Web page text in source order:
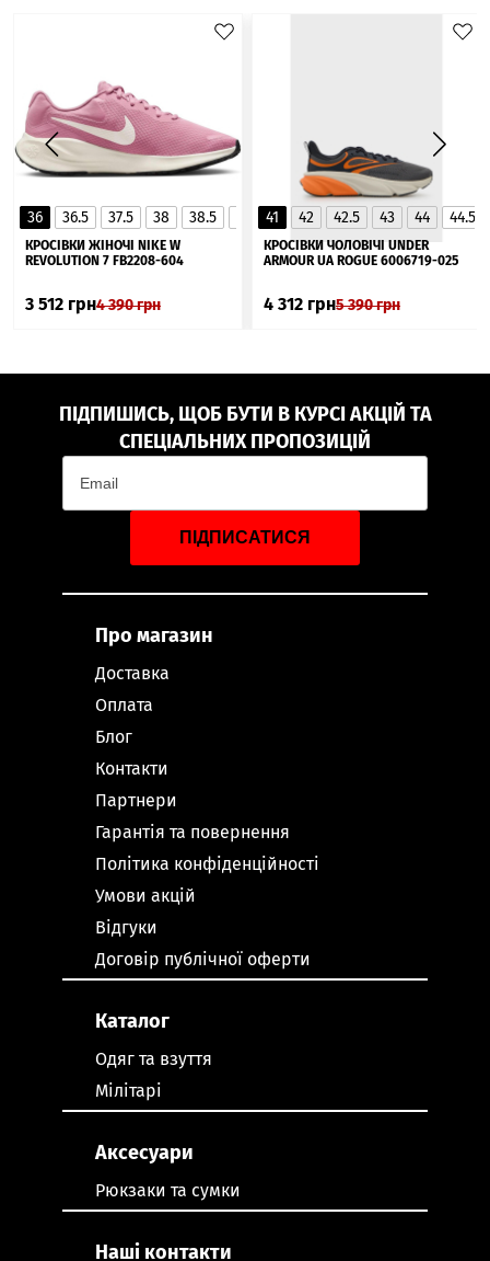
36 36.5 37.5 38 38.5 40 40.5
41
▲
КРОСІВКИ ЖІНОЧІ NIKE W
REVOLUTION 7 FB2208-604
3 512 грн4 390грн
41 42 42.5 43 44 44.5
КРОСІВКИ ЧОЛОВІЧІ UNDER
ARMOUR UA ROGUE 6006719-025
4 312 грн5 390грн
ПІДПИШИСЬ, ЩОБ БУТИ В КУРСІ АКЦІЙ ТА
СПЕЦІАЛЬНИХ ПРОПОЗИЦІЙ
ПІДПИСАТИСЯ
Про магазин
Доставка
Оплата
Блог
Контакти
Партнери
Гарантія та повернення
Політика конфіденційності
Умови акцій
Відгуки
Договір публічної оферти
Каталог
Одяг та взуття
Мілітарі
Аксесуари
Рюкзаки та сумки
Наші контакти